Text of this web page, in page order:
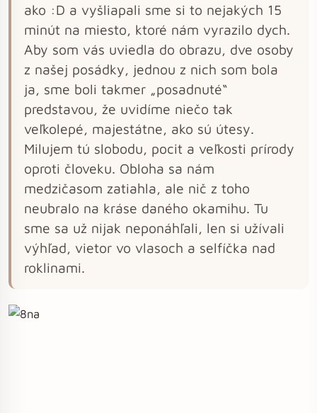
ako :D a vyšliapali sme si to nejakých 15
minút na miesto, ktoré nám vyrazilo dych.
Aby som vás uviedla do obrazu, dve osoby
z našej posádky, jednou z nich som bola
ja, sme boli takmer „posadnuté“
predstavou, že uvidíme niečo tak
veľkolepé, majestátne, ako sú útesy.
Milujem tú slobodu, pocit a veľkosti prírody
oproti človeku. Obloha sa nám
medzičasom zatiahla, ale nič z toho
neubralo na kráse daného okamihu. Tu
sme sa už nijak neponáhľali, len si užívali
výhľad, vietor vo vlasoch a selfíčka nad
roklinami.